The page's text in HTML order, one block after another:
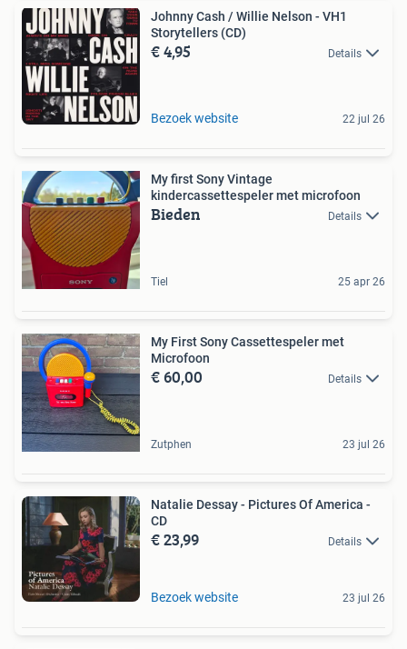
Johnny Cash / Willie Nelson - VH1
Storytellers (CD)
€ 4,95 Details
Bezoek website 22 jul 26
My first Sony Vintage
kindercassettespeler met microfoon
Bieden Details
Tiel 25 apr 26
My First Sony Cassettespeler met
Microfoon
€ 60,00 Details
Zutphen 23 jul 26
Natalie Dessay - Pictures Of America -
CD
€ 23,99 Details
Bezoek website 23 jul 26